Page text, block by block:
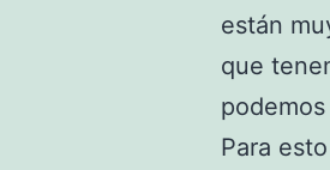
están
que
Para